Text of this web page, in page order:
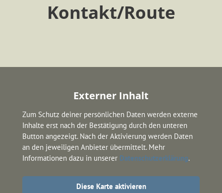
Kontakt/Route
Externer Inhalt
Zum Schutz deiner persönlichen Daten werden externe
Inhalte erst nach der Bestätigung durch den unteren
Button angezeigt. Nach der Aktivierung werden Daten
an den jeweiligen Anbieter übermittelt. Mehr
Informationen dazu in unserer Datenschutzerklärung.
Diese Karte aktivieren